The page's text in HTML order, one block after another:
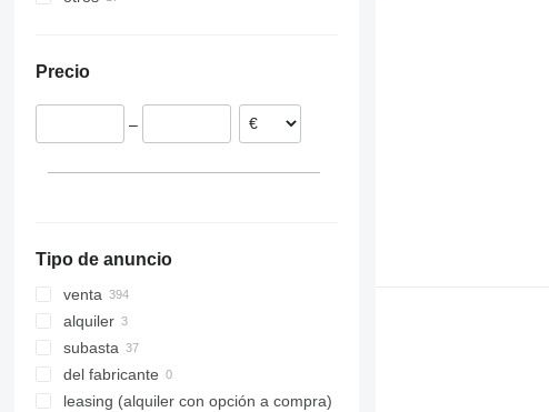
ZX75
ZX120
8045
8050
8085
JS
Bélgica
Francia
México
Camerún
Precio
–
Tipo de anuncio
venta
alquiler
subasta
del fabricante
leasing (alquiler con opción a compra)